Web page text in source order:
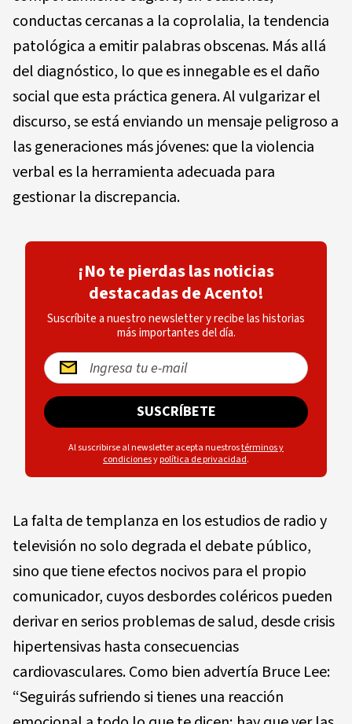
conductas cercanas a la coprolalia, la tendencia
patológica a emitir palabras obscenas. Más allá
del diagnóstico, lo que es innegable es el daño
social que esta práctica genera. Al vulgarizar el
discurso, se está enviando un mensaje peligroso a
las generaciones más jóvenes: que la violencia
verbal es la herramienta adecuada para
gestionar la discrepancia.
¡No te pierdas las noticias
destacadas de Acento!
Suscríbite a nuestro newsletter y recibe las historias
más importantes del día.
SUSCRÍBETE
Al suscribirse al newsletter acepta nuestrostérminos y
condicionesypolítica de privacidad.
La falta de templanza en los estudios de radio y
televisión no solo degrada el debate público,
sino que tiene efectos nocivos para el propio
comunicador, cuyos desbordes coléricos pueden
derivar en serios problemas de salud, desde crisis
hipertensivas hasta consecuencias
cardiovasculares. Como bien advertía Bruce Lee:
“Seguirás sufriendo si tienes una reacción